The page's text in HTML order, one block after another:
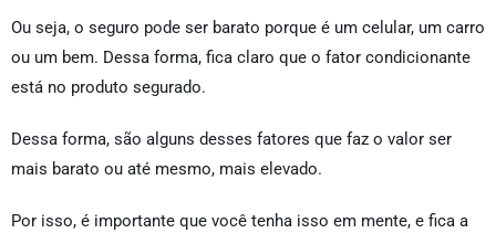
Ou seja, o seguro pode ser barato porque é um celular, um carro
ou um bem. Dessa forma, fica claro que o fator condicionante
está no produto segurado.
Dessa forma, são alguns desses fatores que faz o valor ser
mais barato ou até mesmo, mais elevado.
Por isso, é importante que você tenha isso em mente, e fica a